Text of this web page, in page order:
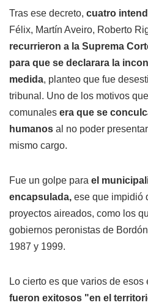
Tras ese decreto, cuatro
Félix, Martín Aveiro, Roberto
recurrieron a la Suprema
para que se declarara la
medida, planteo que fue
tribunal. Uno de los motivos
comunales era que se
humanos al no poder
mismo cargo.
Fue un golpe para el
encapsulada, ese que impidió
proyectos aireados, como los
gobiernos peronistas de
1987 y 1999.
Lo cierto es que varios de
fueron exitosos "en el